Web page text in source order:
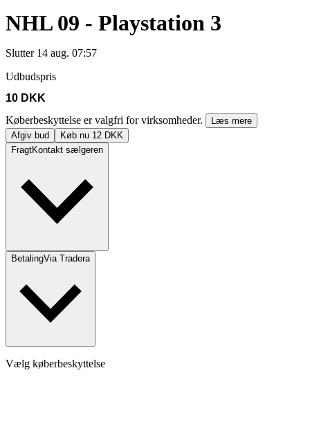
NHL 09 - Playstation 3
Slutter 14 aug. 07:57
Udbudspris
10 DKK
Køberbeskyttelse er valgfri for virksomheder.
Læs mere
Afgiv bud
Køb nu 12 DKK
FragtKontakt sælgeren
BetalingVia Tradera
Vælg køberbeskyttelse